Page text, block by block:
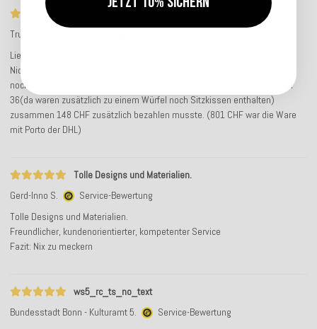
Trusted Shops Bewertung
Lieferung tiptop, Material tiptop
Nicht klar und sehr überrascht war ich, dass ich pro Pack (2 Würfel)
nochmals 28 CHF Zollgebühren der DHL erhalten habe. Also 4x28 und 1x
36(da waren zusätzlich zu einem Würfel noch Sitzkissen enthalten)
zusammen 148 CHF zusätzlich bezahlen musste. (801 CHF war die Ware
mit Porto der DHL)
Tolle Designs und Materialien.
Gerd-Inno S.
Service-Bewertung
Tolle Designs und Materialien.
Freundlicher, kundenorientierter, kompetenter Service
Fazit: Nix zu meckern
ws5_rc_ts_no_text
Bundesstadt Bonn - Kulturamt 5.
Service-Bewertung